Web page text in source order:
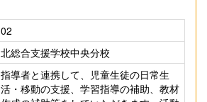
02
北総合支援学校中央分校
指導者と連携して、児童生徒の日常生
活・移動の支援、学習指導の補助、教材